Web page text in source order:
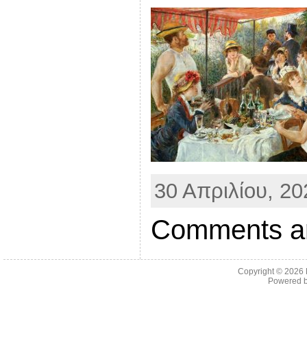
30 Απριλίου,
Comments
Copyright © 2026
Powered